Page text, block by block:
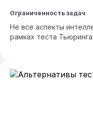
Ограниченность задач
Не все аспекты
рамках теста Тьюринга.